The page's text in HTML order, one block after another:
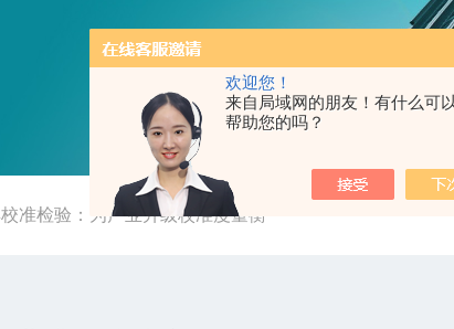
欢迎您！
来自局域网的朋友！有什么可以
帮助您的吗？
准检验：为产业升级校准度量衡